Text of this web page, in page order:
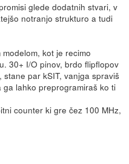
glede dodatnih stvari, v
notranjo strukturo a tudi
kot je recimo
30+ I/O pinov, brdo flipflopov
par kSIT, vanjga spraviš
lahko preprogramiraš ko ti
counter ki gre čez 100 MHz,